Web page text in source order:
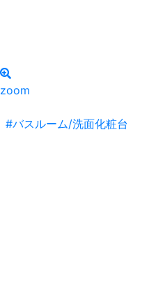
zoom
#バスルーム/洗面化粧台